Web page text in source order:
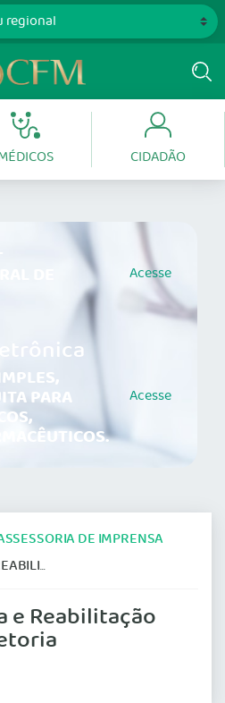
CIDADÃO
DE Acesse
PARA Acesse
DE IMPRENSA
DIRETORIA
e Reabilitação